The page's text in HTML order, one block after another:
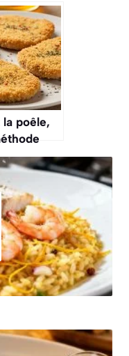
:
facile et
poêle,
des
de
four